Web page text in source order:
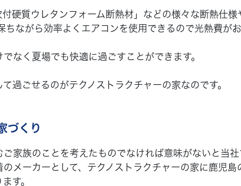
付硬質ウレタンフォーム断熱材」などの様々な断熱仕
ちながら効率よくエアコンを使用できるので光熱費がお
なく夏場でも快適に過ごすことができます。
過ごせるのがテクノストラクチャーの家なのです。
づくり
家族のことを考えたものでなければ意味がないと当
メーカーとして、テクノストラクチャーの家に鹿児
す。